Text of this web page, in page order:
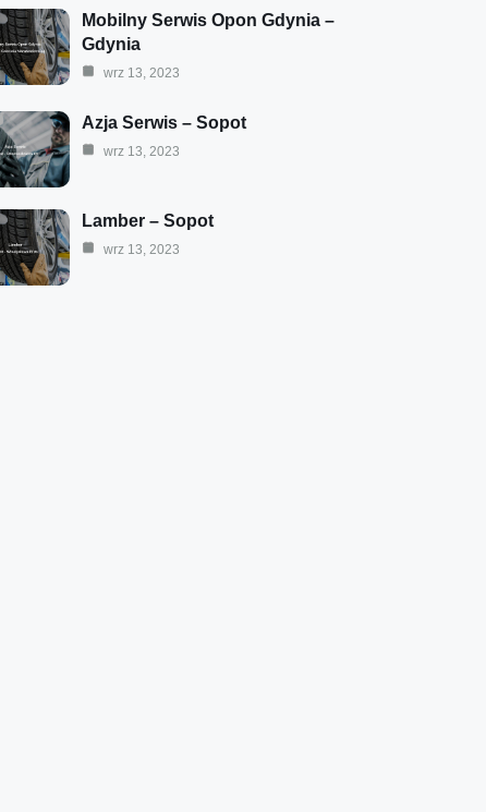
Mobilny Serwis Opon Gdynia –
Gdynia
wrz 13, 2023
Azja Serwis – Sopot
wrz 13, 2023
Lamber – Sopot
wrz 13, 2023